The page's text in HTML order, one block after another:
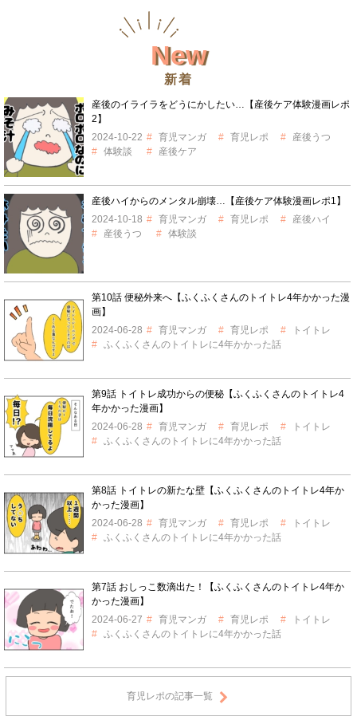
New
新着
産後のイライラをどうにかしたい…【産後ケア体験漫画レポ
2】
2024-10-22
育児マンガ 育児レポ
産後うつ
体験談
産後ケア
産後ハイからのメンタル崩壊…【産後ケア体験漫画レポ1】
2024-10-18
育児マンガ 育児レポ
産後ハイ
産後うつ
体験談
第10話 便秘外来へ【ふくふくさんのトイトレ4年かかった漫
画】
2024-06-28
育児マンガ 育児レポ
トイトレ
ふくふくさんのトイトレに4年かかった話
第9話 トイトレ成功からの便秘【ふくふくさんのトイトレ4
年かかった漫画】
2024-06-28
育児マンガ 育児レポ
トイトレ
ふくふくさんのトイトレに4年かかった話
第8話 トイトレの新たな壁【ふくふくさんのトイトレ4年か
かった漫画】
2024-06-28
育児マンガ 育児レポ
トイトレ
ふくふくさんのトイトレに4年かかった話
第7話 おしっこ数滴出た！【ふくふくさんのトイトレ4年か
かった漫画】
2024-06-27
育児マンガ 育児レポ
トイトレ
ふくふくさんのトイトレに4年かかった話
育児レポの記事一覧